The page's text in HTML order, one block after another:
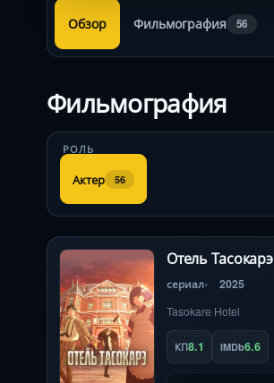
Обзор Фильмография 56
Фильмография
РОЛЬ
Актер 56
Отель Тасокарэ
сериал 2025
Tasokare Hotel
КП8.1 IMDb6.6